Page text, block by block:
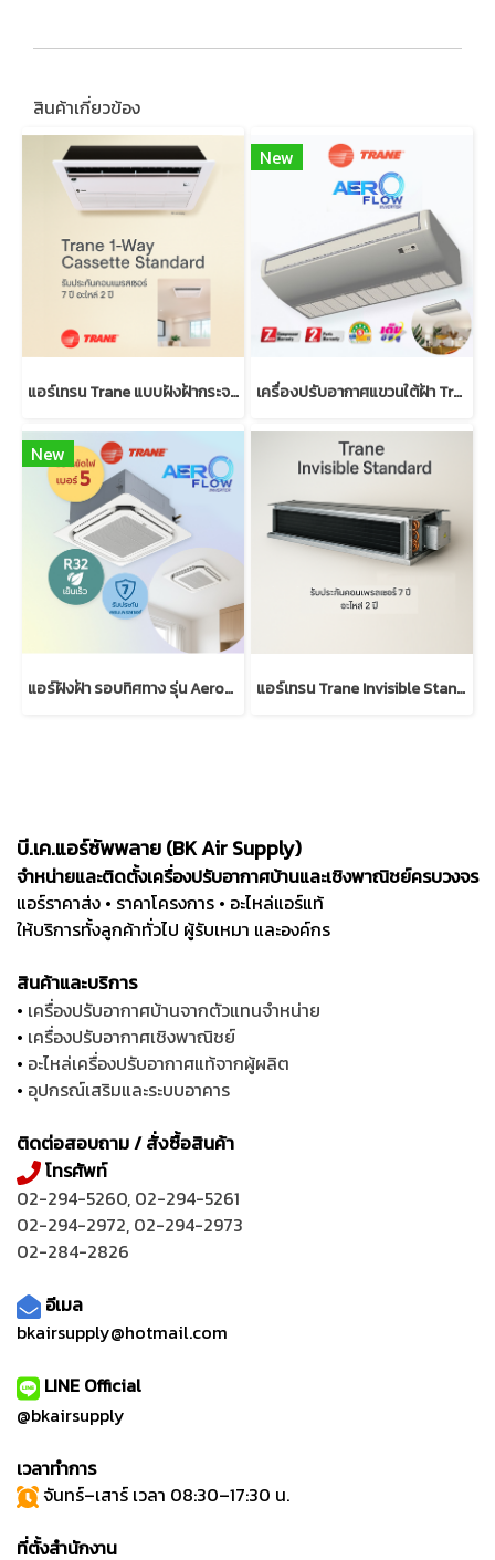
สินค้าเกี่ยวข้อง
แอร์เทรน Trane แบบฝังฝ้ากระจายลม 1 ทิศทาง มาตรฐาน (R32)
New
เครื่องปรับอากาศแขวนใต้ฝ้า Trane AeroFlow Inverter
New
แอร์ฝังฝ้า รอบทิศทาง รุ่น AeroFlow Inverter | Trane Cassette แอร์เทรน Trane Invisible Standard (Low/High static R32)
บี.เค.แอร์ซัพพลาย (BK Air Supply)
จำหน่ายและติดตั้งเครื่องปรับอากาศบ้านและเชิงพาณิชย์ครบวงจร
แอร์ราคาส่ง • ราคาโครงการ • อะไหล่แอร์แท้
ให้บริการทั้งลูกค้าทั่วไป ผู้รับเหมา และองค์กร
สินค้าและบริการ
• เครื่องปรับอากาศบ้านจากตัวแทนจำหน่าย
• เครื่องปรับอากาศเชิงพาณิชย์
• อะไหล่เครื่องปรับอากาศแท้จากผู้ผลิต
• อุปกรณ์เสริมและระบบอาคาร
ติดต่อสอบถาม / สั่งซื้อสินค้า
โทรศัพท์
02-294-5260, 02-294-5261
02-294-2972, 02-294-2973
02-284-2826
อีเมล
bkairsupply@hotmail.com
LINE Official
@bkairsupply
เวลาทำการ
จันทร์–เสาร์ เวลา 08:30–17:30 น.
ที่ตั้งสำนักงาน